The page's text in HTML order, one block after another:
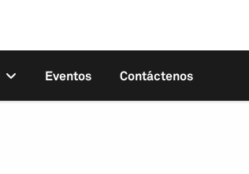
Eventos Contáctenos